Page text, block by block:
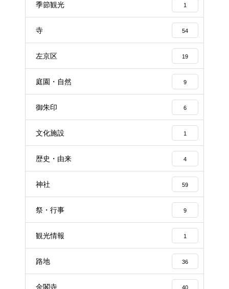
季節観光 1
寺 54
左京区 19
庭園・自然 9
御朱印 6
文化施設 1
歴史・由来 4
神社 59
祭・行事 9
観光情報 1
路地 36
金閣寺 40